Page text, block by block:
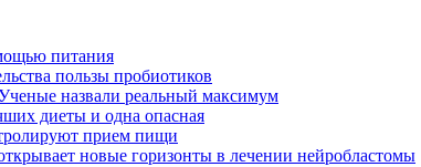
питания
пользы пробиотиков
назвали реальный максимум
диеты и одна опасная
прием пищи
новые горизонты в лечении нейробластомы